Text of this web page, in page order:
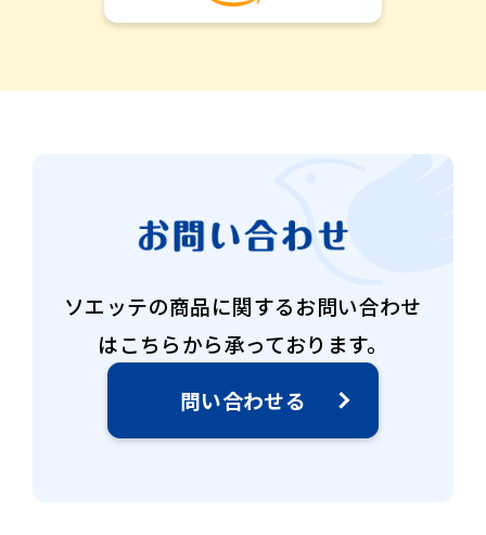
ソエッテの商品に関するお問い合わせ
はこちらから承っております。
問い合わせる